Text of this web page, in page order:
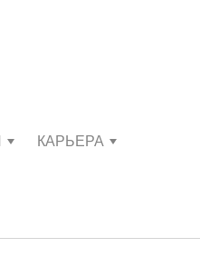
КАРЬЕРА